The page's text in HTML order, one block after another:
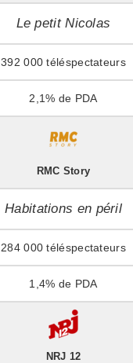
Le petit Nicolas
392 000
2,1%
RMC Story
Habitations en péril
284 000
1,4%
NRJ 12